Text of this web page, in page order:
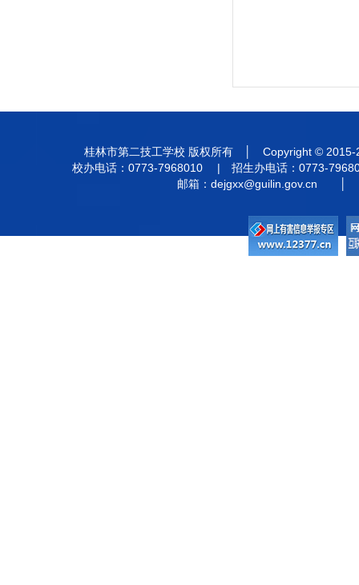
桂林市第二技工学校 版权所有 │ Copyright ©
校办电话：0773-7968010 | 招生办电话：0773-
邮箱： dejgxx@guilin.gov.cn